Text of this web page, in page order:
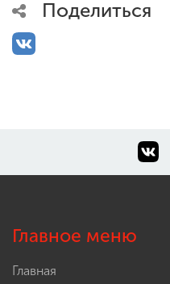
Поделиться
Главное меню
Главная